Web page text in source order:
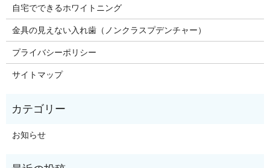
自宅でできるホワイトニング
金具の見えない入れ歯（ノンクラスプデンチャー）
プライバシーポリシー
サイトマップ
お知らせ